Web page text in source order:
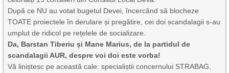
După ce NU au votat bugetul Devei, încercând să blocheze
TOATE proiectele în derulare și pregătire, cei doi scandalagii s-au
umplut de ridicol pe rețelele de socializare.
Da, Barstan Tiberiu și Mane Marius, de la partidul de
scandalagii AUR, despre voi doi este vorba!
Vă liniștesc pe această cale: specialiștii concernului STRABAG,